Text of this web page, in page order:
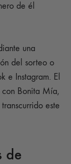
de él
una
del sorteo o
e Instagram. El
Bonita Mía,
este
de